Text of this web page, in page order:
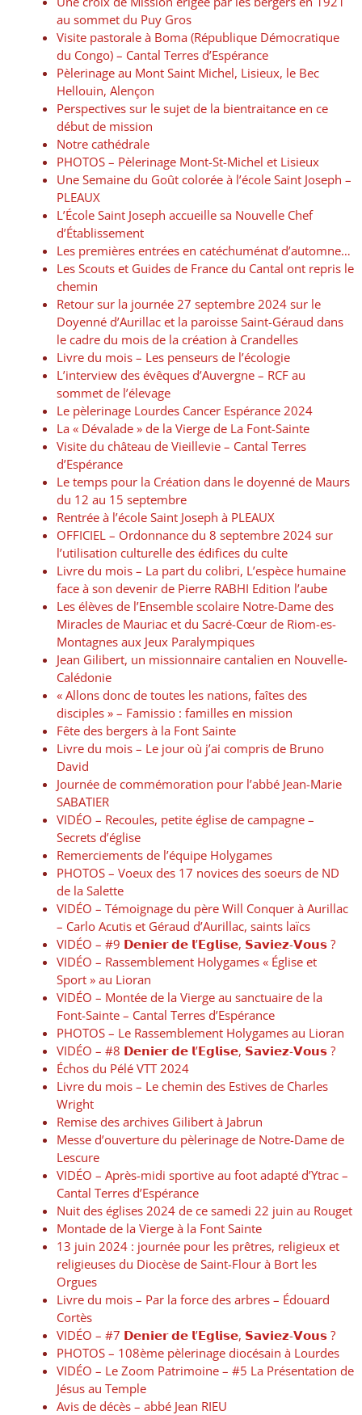
au sommet du Puy Gros
Visite pastorale à Boma (République Démocratique
du Congo) – Cantal Terres d’Espérance
Pèlerinage au Mont Saint Michel, Lisieux, le Bec
Hellouin, Alençon
Perspectives sur le sujet de la bientraitance en ce
début de mission
Notre cathédrale
PHOTOS – Pèlerinage Mont-St-Michel et Lisieux
Une Semaine du Goût colorée à l’école Saint Joseph –
PLEAUX
L’École Saint Joseph accueille sa Nouvelle Chef
d’Établissement
Les premières entrées en catéchuménat d’automne…
Les Scouts et Guides de France du Cantal ont repris le
chemin
Retour sur la journée 27 septembre 2024 sur le
Doyenné d’Aurillac et la paroisse Saint-Géraud dans
le cadre du mois de la création à Crandelles
Livre du mois – Les penseurs de l’écologie
L’interview des évêques d’Auvergne – RCF au
sommet de l’élevage
Le pèlerinage Lourdes Cancer Espérance 2024
La « Dévalade » de la Vierge de La Font-Sainte
Visite du château de Vieillevie – Cantal Terres
d’Espérance
Le temps pour la Création dans le doyenné de Maurs
du 12 au 15 septembre
Rentrée à l’école Saint Joseph à PLEAUX
OFFICIEL – Ordonnance du 8 septembre 2024 sur
l’utilisation culturelle des édifices du culte
Livre du mois – La part du colibri, L’espèce humaine
face à son devenir de Pierre RABHI Edition l’aube
Les élèves de l’Ensemble scolaire Notre-Dame des
Miracles de Mauriac et du Sacré-Cœur de Riom-es-
Montagnes aux Jeux Paralympiques
Jean Gilibert, un missionnaire cantalien en Nouvelle-
Calédonie
« Allons donc de toutes les nations, faîtes des
disciples » – Famissio : familles en mission
Fête des bergers à la Font Sainte
Livre du mois – Le jour où j’ai compris de Bruno
David
Journée de commémoration pour l’abbé Jean-Marie
SABATIER
VIDÉO – Recoules, petite église de campagne –
Secrets d’église
Remerciements de l’équipe Holygames
PHOTOS – Voeux des 17 novices des soeurs de ND
de la Salette
VIDÉO – Témoignage du père Will Conquer à Aurillac
– Carlo Acutis et Géraud d’Aurillac, saints laïcs
VIDÉO – #9 𝗗𝗲𝗻𝗶𝗲𝗿 𝗱𝗲 𝗹’𝗘𝗴𝗹𝗶𝘀𝗲, 𝗦𝗮𝘃𝗶𝗲𝘇-𝗩𝗼𝘂𝘀 ?
VIDÉO – Rassemblement Holygames « Église et
Sport » au Lioran
VIDÉO – Montée de la Vierge au sanctuaire de la
Font-Sainte – Cantal Terres d’Espérance
PHOTOS – Le Rassemblement Holygames au Lioran
VIDÉO – #8 𝗗𝗲𝗻𝗶𝗲𝗿 𝗱𝗲 𝗹’𝗘𝗴𝗹𝗶𝘀𝗲, 𝗦𝗮𝘃𝗶𝗲𝘇-𝗩𝗼𝘂𝘀 ?
Échos du Pélé VTT 2024
Livre du mois – Le chemin des Estives de Charles
Wright
Remise des archives Gilibert à Jabrun
Messe d’ouverture du pèlerinage de Notre-Dame de
Lescure
VIDÉO – Après-midi sportive au foot adapté d’Ytrac –
Cantal Terres d’Espérance
Nuit des églises 2024 de ce samedi 22 juin au Rouget
Montade de la Vierge à la Font Sainte
13 juin 2024 : journée pour les prêtres, religieux et
religieuses du Diocèse de Saint-Flour à Bort les
Orgues
Livre du mois – Par la force des arbres – Édouard
Cortès
VIDÉO – #7 𝗗𝗲𝗻𝗶𝗲𝗿 𝗱𝗲 𝗹’𝗘𝗴𝗹𝗶𝘀𝗲, 𝗦𝗮𝘃𝗶𝗲𝘇-𝗩𝗼𝘂𝘀 ?
PHOTOS – 108ème pèlerinage diocésain à Lourdes
VIDÉO – Le Zoom Patrimoine – #5 La Présentation de
Jésus au Temple
Avis de décès – abbé Jean RIEU